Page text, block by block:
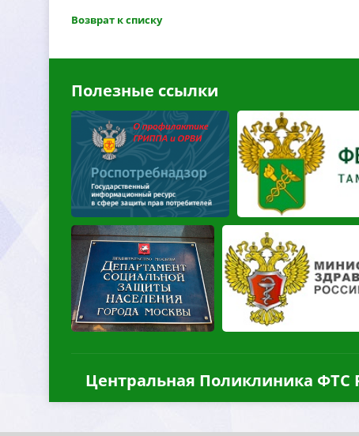
озврат к списку
Полезные ссылки
Центральная Поликлиника ФТС